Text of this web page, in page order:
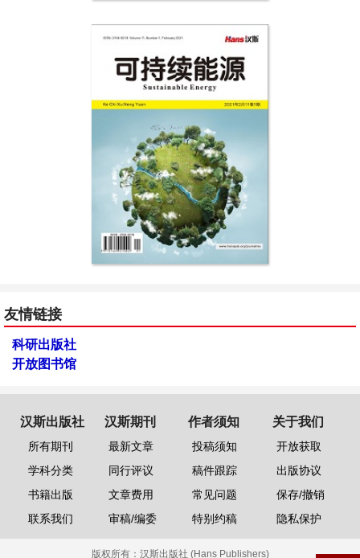
友情链接
科研出版社
开放图书馆
汉斯出版社
所有期刊
学科分类
书籍出版
联系我们
汉斯期刊
最新文章
同行评议
文章费用
审稿/编委
作者须知
投稿须知
稿件跟踪
常见问题
特别约稿
关于我们
开放获取
出版协议
保存/撤销
隐私保护
版权所有： 汉斯出版社 (Hans Publishers)